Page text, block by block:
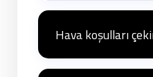
Evet, drone çekimi
bölgelerine uyulması
Hava koşulları
Evet, drone çekimi